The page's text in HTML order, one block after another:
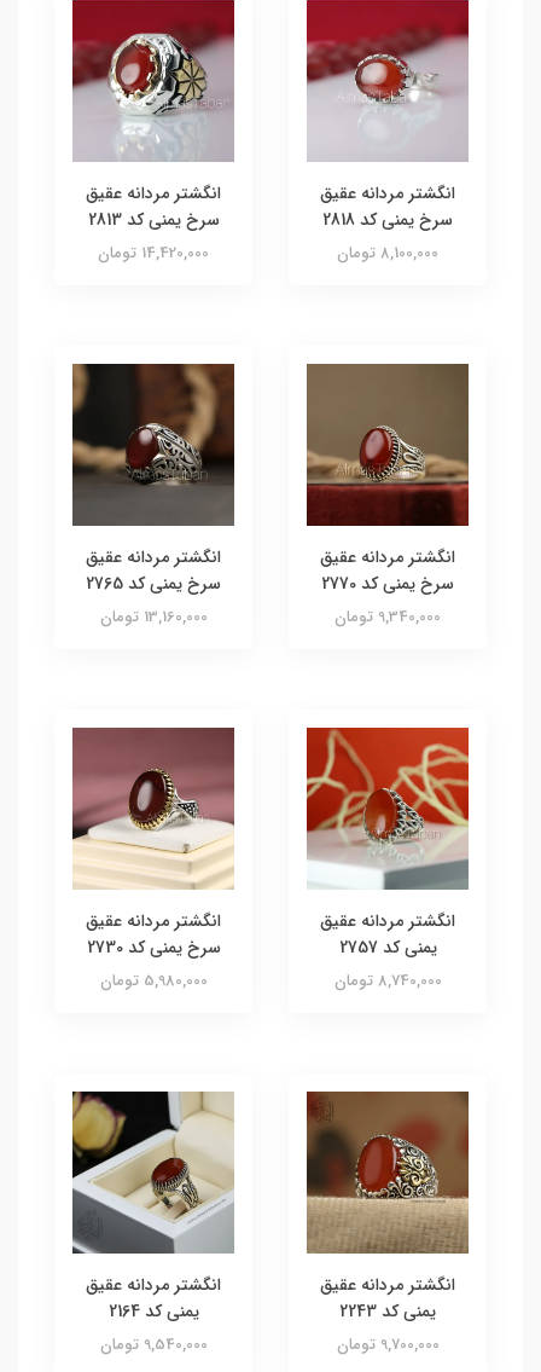
انگشتر مردانه عقیق
سرخ یمنی کد 2818
8,100,000 تومان
انگشتر مردانه عقیق
سرخ یمنی کد 2813
14,420,000 تومان
انگشتر مردانه عقیق
سرخ یمنی کد 2770
9,340,000 تومان
انگشتر مردانه عقیق
سرخ یمنی کد 2765
13,160,000 تومان
انگشتر مردانه عقیق
یمنی کد 2757
8,740,000 تومان
انگشتر مردانه عقیق
سرخ یمنی کد 2730
5,980,000 تومان
انگشتر مردانه عقیق
یمنی کد 2243
9,700,000 تومان
انگشتر مردانه عقیق
یمنی کد 2164
9,540,000 تومان